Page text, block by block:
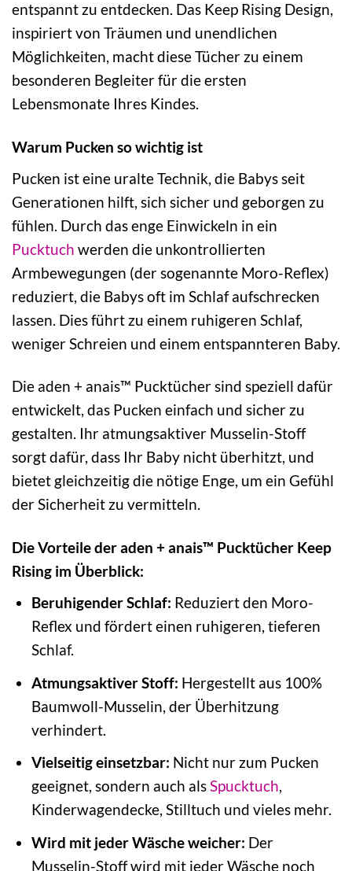
entspannt zu entdecken. Das Keep Rising Design,
inspiriert von Träumen und unendlichen
Möglichkeiten, macht diese Tücher zu einem
besonderen Begleiter für die ersten
Lebensmonate Ihres Kindes.
Warum Pucken so wichtig ist
Pucken ist eine uralte Technik, die Babys seit
Generationen hilft, sich sicher und geborgen zu
fühlen. Durch das enge Einwickeln in ein
Pucktuch werden die unkontrollierten
Armbewegungen (der sogenannte Moro-Reflex)
reduziert, die Babys oft im Schlaf aufschrecken
lassen. Dies führt zu einem ruhigeren Schlaf,
weniger Schreien und einem entspannteren Baby.
Die aden + anais™ Pucktücher sind speziell dafür
entwickelt, das Pucken einfach und sicher zu
gestalten. Ihr atmungsaktiver Musselin-Stoff
sorgt dafür, dass Ihr Baby nicht überhitzt, und
bietet gleichzeitig die nötige Enge, um ein Gefühl
der Sicherheit zu vermitteln.
Die Vorteile der aden + anais™ Pucktücher Keep
Rising im Überblick:
Beruhigender Schlaf: Reduziert den Moro-
Reflex und fördert einen ruhigeren, tieferen
Schlaf.
Atmungsaktiver Stoff: Hergestellt aus 100%
Baumwoll-Musselin, der Überhitzung
verhindert.
Vielseitig einsetzbar: Nicht nur zum Pucken
geeignet, sondern auch alsSpucktuch,
Kinderwagendecke, Stilltuch und vieles mehr.
Wird mit jeder Wäsche weicher: Der
Musselin-Stoff wird mit jeder Wäsche noch